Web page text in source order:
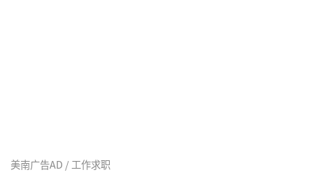
美南广告AD / 工作求职